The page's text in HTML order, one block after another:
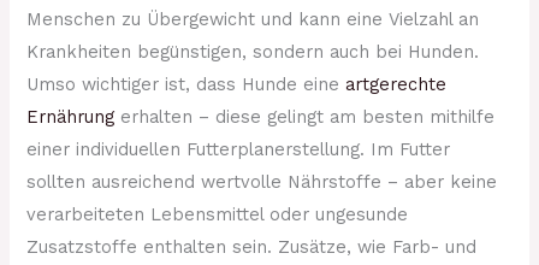
Menschen zu Übergewicht und kann eine Vielzahl an
Krankheiten begünstigen, sondern auch bei Hunden.
Umso wichtiger ist, dass Hunde eine artgerechte
Ernährung erhalten – diese gelingt am besten mithilfe
einer individuellen Futterplanerstellung. Im Futter
sollten ausreichend wertvolle Nährstoffe – aber keine
verarbeiteten Lebensmittel oder ungesunde
Zusatzstoffe enthalten sein. Zusätze, wie Farb- und